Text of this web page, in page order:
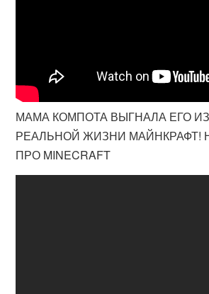
МАМА КОМПОТА ВЫГНАЛА ЕГО
РЕАЛЬНОЙ ЖИЗНИ МАЙНКРАФТ!
ПРО MINECRAFT